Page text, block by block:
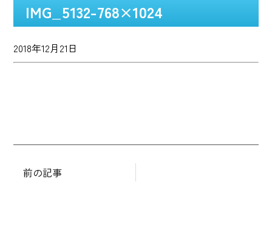
IMG_5132-768×1024
2018年12月21日
稿
ナ
前の記事